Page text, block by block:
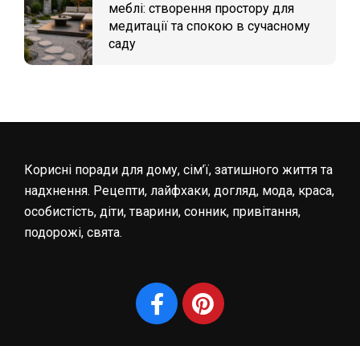
меблі: створення простору для
медитації та спокою в сучасному
саду
Корисні поради для дому, сім’ї, затишного життя та
надхнення. Рецепти, лайфхаки, догляд, мода, краса,
особистість, діти, тварини, сонник, привітання,
подорожі, свята.